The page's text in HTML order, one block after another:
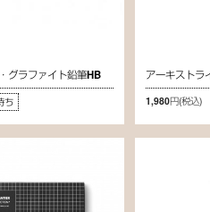
グラファイト鉛筆HB
ち
アーキストラ
1,980円(税込)